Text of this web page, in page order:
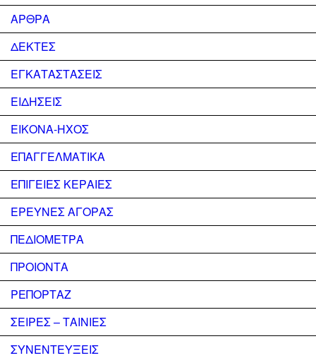
ΑΡΘΡΑ
ΔΕΚΤΕΣ
ΕΓΚΑΤΑΣΤΑΣΕΙΣ
ΕΙΔΗΣΕΙΣ
ΕΙΚΟΝΑ-ΗΧΟΣ
ΕΠΑΓΓΕΛΜΑΤΙΚΑ
ΕΠΙΓΕΙΕΣ ΚΕΡΑΙΕΣ
ΕΡΕΥΝΕΣ ΑΓΟΡΑΣ
ΠΕΔΙΟΜΕΤΡΑ
ΠΡΟΙΟΝΤΑ
ΡΕΠΟΡΤΑΖ
ΣΕΙΡΕΣ – ΤΑΙΝΙΕΣ
ΣΥΝΕΝΤΕΥΞΕΙΣ